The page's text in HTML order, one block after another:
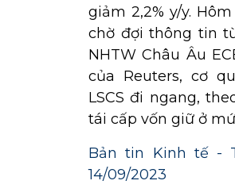
giảm 2,2% y/y.
chờ đợi thông tin
NHTW Châu Âu
của Reuters, cơ
LSCS đi ngang,
tái cấp vốn giữ ở
Bản tin Kinh tế -
14/09/2023